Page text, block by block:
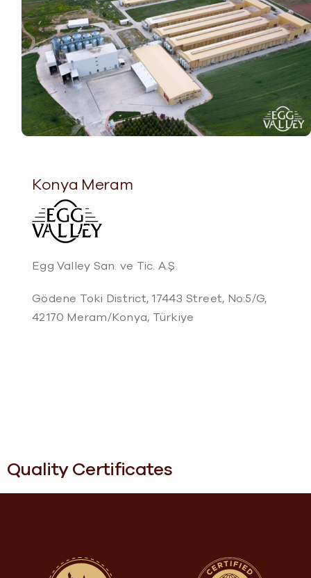
Konya Meram
Egg Valley San. ve Tic. A.Ş.
Gödene Toki District, 17443 Street, No:5/G,
42170 Meram/Konya, Türkiye
Quality Certificates